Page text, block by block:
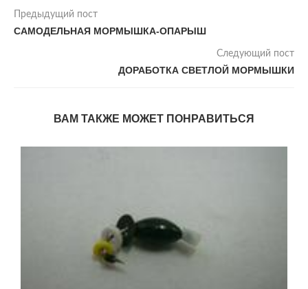
Предыдущий пост
САМОДЕЛЬНАЯ МОРМЫШКА-ОПАРЫШ
Следующий пост
ДОРАБОТКА СВЕТЛОЙ МОРМЫШКИ
ВАМ ТАКЖЕ МОЖЕТ ПОНРАВИТЬСЯ